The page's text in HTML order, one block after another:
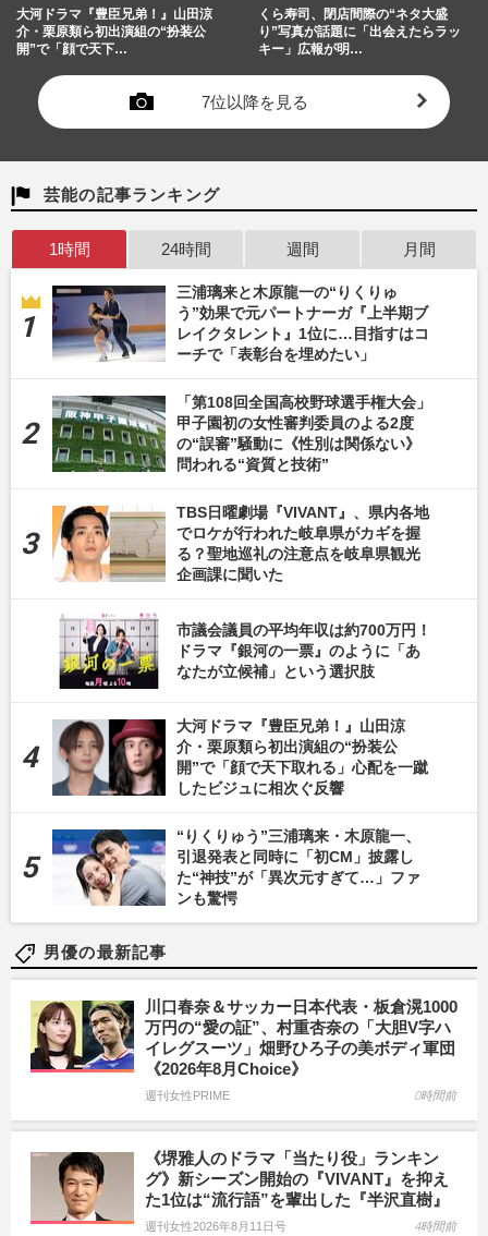
大河ドラマ『豊臣兄弟！』山田涼
介・栗原類ら初出演組の“扮装公
開”で「顔で天下…
くら寿司、閉店間際の“ネタ大盛
り”写真が話題に「出会えたらラッ
キー」広報が明…
7位以降を見る
芸能の記事ランキング
1時間 24時間 週間 月間
三浦璃来と木原龍一の“りくりゅ
う”効果で元パートナーガ『上半期ブ
レイクタレント』1位に…目指すはコ
ーチで「表彰台を埋めたい」
「第108回全国高校野球選手権大会」
甲子園初の女性審判委員のよる2度
の“誤審”騒動に《性別は関係ない》
問われる“資質と技術”
TBS日曜劇場『VIVANT』、県内各地
でロケが行われた岐阜県がカギを握
る？聖地巡礼の注意点を岐阜県観光
企画課に聞いた
市議会議員の平均年収は約700万円！
ドラマ『銀河の一票』のように「あ
なたが立候補」という選択肢
大河ドラマ『豊臣兄弟！』山田涼
介・栗原類ら初出演組の“扮装公
開”で「顔で天下取れる」心配を一蹴
したビジュに相次ぐ反響
“りくりゅう”三浦璃来・木原龍一、
引退発表と同時に「初CM」披露し
た“神技”が「異次元すぎて…」ファ
ンも驚愕
男優の最新記事
川口春奈＆サッカー日本代表・板倉滉1000
万円の“愛の証”、村重杏奈の「大胆V字ハ
イレグスーツ」畑野ひろ子の美ボディ軍団
《2026年8月Choice》
週刊女性PRIME 0時間前
《堺雅人のドラマ「当たり役」ランキン
グ》新シーズン開始の『VIVANT』を抑え
た1位は“流行語”を輩出した『半沢直樹』
週刊女性2026年8月11日号 4時間前